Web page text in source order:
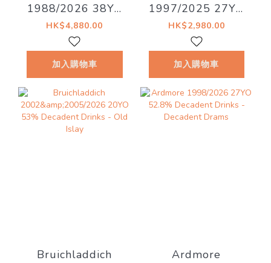
1988/2026 38YO
Refill Hogshead
46.7% Decadent
Drinks -
[Chapter Thirty
Two]
HK$4,880.00
加入購物車
1997/2025 27YO
Refill Hogshead
50.4% Decadent
Drinks - Decadent
HK$2,980.00
加入購物車
Bruichladdich
Ardmore